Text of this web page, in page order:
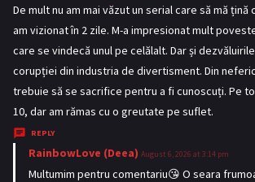
a
y
s
:
De mult nu am mai văzut un serial care să mă țină
am vizionat în 2 zile. M-a impresionat mult
care se vindecă unul pe celălalt. Dar și
corupției din industria de divertisment. Din
trebuie să se sacrifice pentru a fi cunoscuți. Pe
10, dar am rămas cu o greutate pe suflet.
REPLY
RainbowLove (Deea) s
a
August 6, 2026 at 3:14 pm
Multumim pentru comentariu😘 O seara